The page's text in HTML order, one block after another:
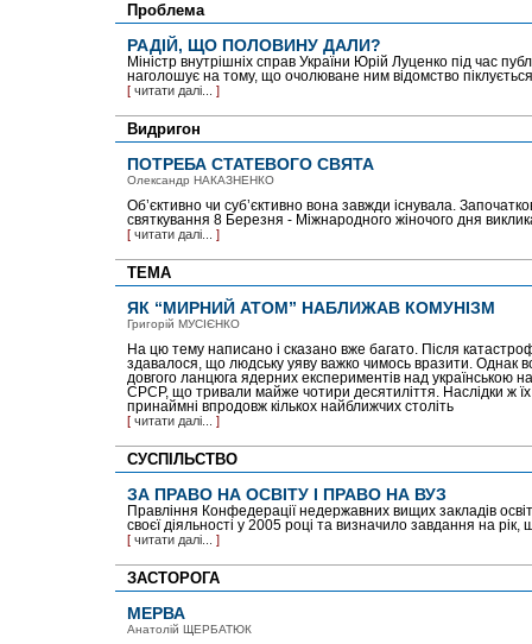
Проблема
РАДІЙ, ЩО ПОЛОВИНУ ДАЛИ?
Міністр внутрішніх справ України Юрій Луценко під час
наголошує на тому, що очолюване ним відомство піклується
[ читати далі... ]
Видригон
ПОТРЕБА СТАТЕВОГО СВЯТА
Олександр НАКАЗНЕНКО
Об’єктивно чи суб’єктивно вона завжди існувала.
святкування 8 Березня - Міжнародного жіночого дня
[ читати далі... ]
ТЕМА
ЯК “МИРНИЙ АТОМ” НАБЛИЖАВ КОМУНІЗМ
Григорій МУСІЄНКО
На цю тему написано і сказано вже багато. Після
здавалося, що людську уяву важко чимось вразити. Однак
довгого ланцюга ядерних експери­ментів над українською
СРСР, що тривали майже чотири десятиліття. Наслідки ж
принаймні впродовж кількох найближчих століть
[ читати далі... ]
СУСПІЛЬСТВО
ЗА ПРАВО НА ОСВІТУ І ПРАВО НА ВУЗ
Правління Конфедерації недержавних вищих закладів
своєї діяльності у 2005 році та визначило завдання на рік,
[ читати далі... ]
ЗАСТОРОГА
МЕРВА
Анатолій ЩЕРБАТЮК